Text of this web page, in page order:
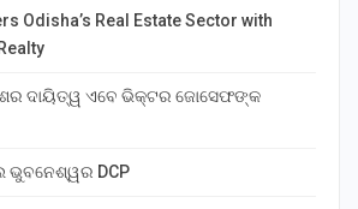
Odisha’s Real Estate Sector with
ଦାୟିତ୍ୱ ଏବେ ଭିକ୍ଟର ଜୋସେଫଙ୍କ
ଭୁବନେଶ୍ୱର DCP